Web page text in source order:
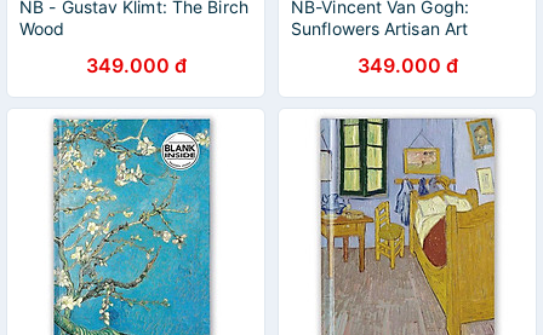
NB - Gustav Klimt: The Birch
Wood
349.000 đ
NB-Vincent Van Gogh:
Sunflowers Artisan Art
349.000 đ